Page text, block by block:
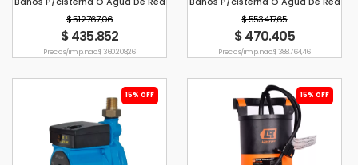
$ 512.767,06
$ 435.852
Precio s/imp. nac. $ 360.208,26
$ 553.417,65
$ 470.405
Precio s/imp. nac. $ 388.764,46
15% OFF 15% OFF